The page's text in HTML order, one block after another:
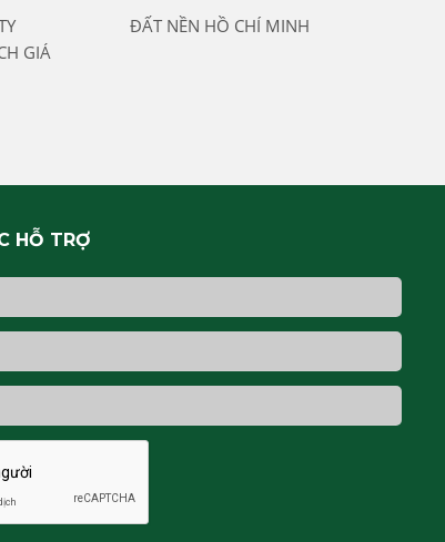
GIÁ
ĐẤT NỀN HỒ CHÍ MINH
HỖ TRỢ